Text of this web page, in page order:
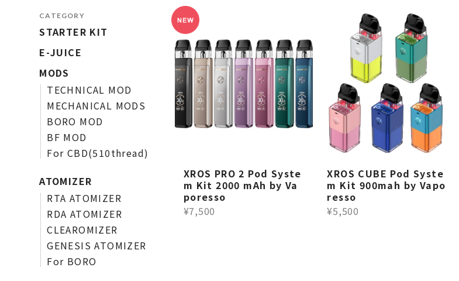
XROS PRO 2 Pod Syste
m Kit 2000 mAh by Va
poresso
¥7,500
XROS CUBE Pod Syste
m Kit 900mah by Vapo
resso
¥5,500
CATEGORY
STARTER KIT
E-JUICE
MODS
TECHNICAL MOD
MECHANICAL MODS
BORO MOD
BF MOD
For CBD(510thread)
ATOMIZER
RTA ATOMIZER
RDA ATOMIZER
CLEAROMIZER
GENESIS ATOMIZER
For BORO